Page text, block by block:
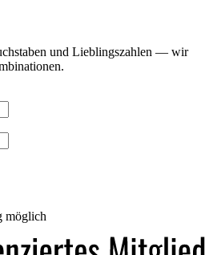
und Lieblingszahlen — wir
möglich